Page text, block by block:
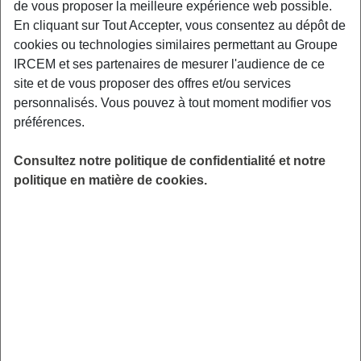
avant même que la bataille ne commence.
La conservation de vos papiers n’est pas une simple
formalité administrative, c’est la construction de votre
propre filet de sécurité juridique pour l’avenir.
Catégoriser pour mieux régner : la
Maintenant que l’on a compris l’enjeu, il faut admettre que
de vous proposer la meilleure expérience web possible.
En cliquant sur Tout Accepter, vous consentez au dépôt de
cookies ou technologies similaires permettant au Groupe
IRCEM et ses partenaires de mesurer l'audience de ce
site et de vous proposer des offres et/ou services
personnalisés. Vous pouvez à tout moment modifier vos
préférences.
Consultez notre politique de confidentialité et notre
politique en matière de cookies.